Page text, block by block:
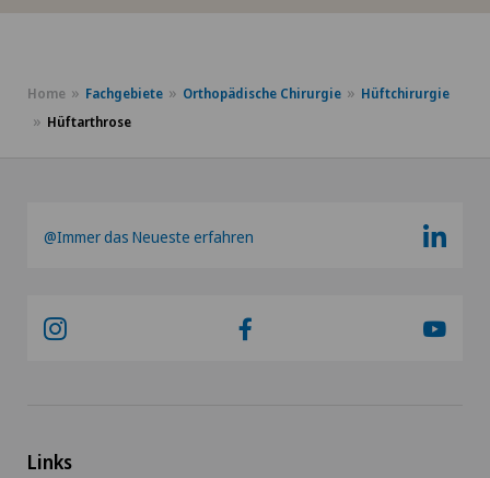
Logopädie
Lyra Gait
Home Fachgebiete Orthopädische Chirurgie
Hüftchirurgie
Hüftarthrose
@Immer das Neueste erfahren
Links